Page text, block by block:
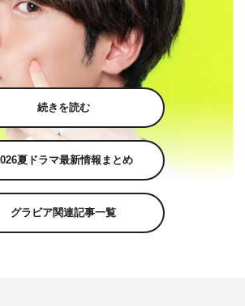
続きを読む
夏ドラマ最新情報まとめ
グラビア関連記事一覧